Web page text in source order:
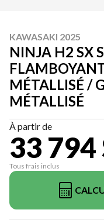
KAWASAKI 2025
NINJA H2 SX
MÉTALLISÉ /
MÉTALLISÉ
À partir de
33 794
Tous frais inclus